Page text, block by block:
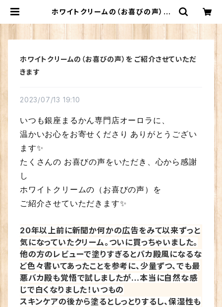
ホワイトクリームの（お喜びの声）を
かん専門店 オーロラ
ホワイトクリームの（お喜びの声）を ご紹介させていただ
きます
2023/07/13 19:10
いつも銀座まるかん専門店オーロラに、
温かいお心をお寄せくださり ありがとうござい
ます✨
たくさんの お喜びの声をいただき、心から感謝
し
ホワイトクリームの（お喜びの声）を
ご紹介させていただきます✨
20年以上前に新聞か何かの広告をみて以来ずっと
気になっていたクリーム。ついに買っちゃいました。
他の方のレビューで塗りすぎるとバカ殿風になるな
ど色々書いてあったことを参考に、少量ずつ、でも最
悪バカ殿も覚悟で試しましたが…本当に自然な感
じで白くなりました！いつもの
スキンケアの後から塗るとしっとりするし、保湿性も